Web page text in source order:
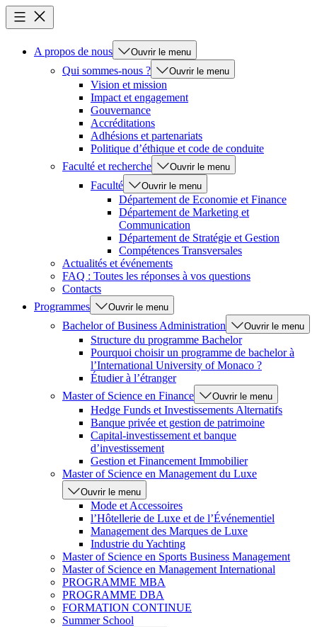
A propos de nous Ouvrir le menu
Qui sommes-nous ? Ouvrir le menu
Vision et mission
Impact et engagement
Gouvernance
Accréditations
Adhésions et partenariats
Politique d’éthique et code de conduite
Faculté et recherche
Ouvrir le menu
Faculté Ouvrir le menu
Département de Economie et Finance
Département de Marketing et
Communication
Département de Stratégie et Gestion
Compétences Transversales
Actualités et événements
FAQ : Toutes les réponses à vos questions
Contacts
Programmes
Ouvrir le menu
Bachelor of Business Administration Ouvrir le menu
Structure du programme Bachelor
Pourquoi choisir un programme de bachelor à
l’International University of Monaco ?
Étudier à l’étranger
Master of Science en Finance
Ouvrir le menu
Hedge Funds et Investissements Alternatifs
Banque privée et gestion de patrimoine
Capital-investissement et banque
d’investissement
Gestion et Financement Immobilier
Master of Science en Management du Luxe
Ouvrir le menu
Mode et Accessoires
l’Hôtellerie de Luxe et de l’Événementiel
Management des Marques de Luxe
Industrie du Yachting
Master of Science en Sports Business Management
Master of Science en Management International
PROGRAMME MBA
PROGRAMME DBA
FORMATION CONTINUE
Summer School